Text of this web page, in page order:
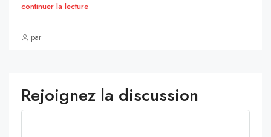
continuer la lecture
par
Rejoignez la discussion